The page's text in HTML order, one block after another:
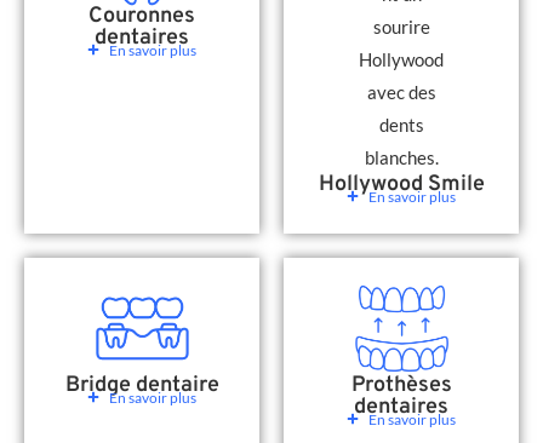
Couronnes
dentaires
En savoir plus
Hollywood Smile
En savoir plus
Bridge dentaire
En savoir plus Prothèses
dentaires
En savoir plus